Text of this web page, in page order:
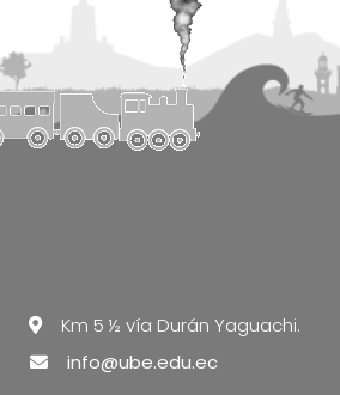
Km 5 ½ vía Durán Yaguachi.
info@ube.edu.ec